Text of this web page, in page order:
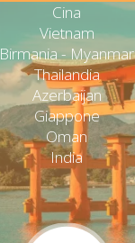
Cina
Vietnam
Birmania - Myanmar
Thailandia
Azerbaijan
Giappone
Oman
India